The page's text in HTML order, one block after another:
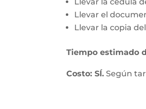
Llevar el
Llevar la copia
Tiempo estimado
Costo: SÍ. Según